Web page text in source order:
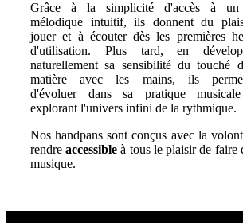
Grâce à la simplicité d'accès à
mélodique intuitif, ils donnent du
jouer et à écouter dès les premières
d'utilisation. Plus tard, en
naturellement sa sensibilité du touché
matière avec les mains, ils
d'évoluer dans sa pratique
explorant l'univers infini de la rythmique.
Nos handpans sont conçus avec la
rendreaccessible à tous le plaisir de faire
musique.